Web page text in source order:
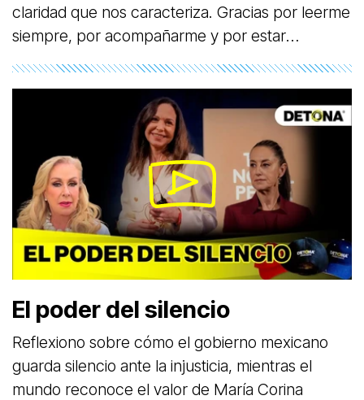
claridad que nos caracteriza. Gracias por leerme
siempre, por acompañarme y por estar
despiertos conmigo. 💛
El poder del silencio
Reflexiono sobre cómo el gobierno mexicano
guarda silencio ante la injusticia, mientras el
mundo reconoce el valor de María Corina